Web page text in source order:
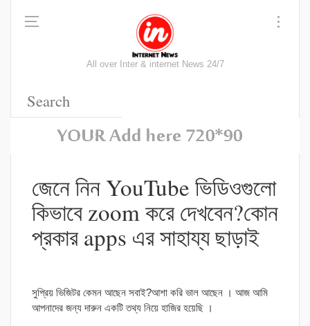
All over Inter & internet News 24/7
জেনে নিন YouTube ভিডিওগুলো
কিভাবে zoom করে দেখবেন?কোন
প্রকার apps এর সাহায্য ছাড়াই
সুপ্রিয় ভিজিটর কেমন আছেন সবাই?আশা করি ভাল আছেন । আজ আমি
আপনাদের জন্য দারুন একটি তথ্য নিয়ে হাজির হয়েছি ।